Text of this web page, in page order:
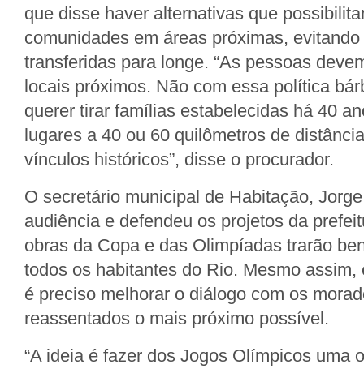
que disse haver alternativas que
comunidades em áreas próximas,
transferidas para longe. “As pessoas
locais próximos. Não com essa política
querer tirar famílias estabelecidas há 40
lugares a 40 ou 60 quilômetros de
vínculos históricos”, disse o procurador.
O secretário municipal de Habitação,
audiência e defendeu os projetos da
obras da Copa e das Olimpíadas trarão
todos os habitantes do Rio. Mesmo assim,
é preciso melhorar o diálogo com os
reassentados o mais próximo possível.
“A ideia é fazer dos Jogos Olímpicos uma